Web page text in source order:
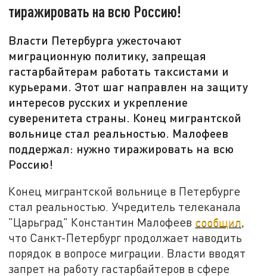
тиражировать на всю Россию!
Власти Петербурга ужесточают
миграционную политику, запрещая
гастарбайтерам работать таксистами и
курьерами. Этот шаг направлен на защиту
интересов русских и укрепление
суверенитета страны. Конец мигрантской
вольнице стал реальностью. Малофеев
поддержал: нужно тиражировать на всю
Россию!
Конец мигрантской вольнице в Петербурге
стал реальностью. Учредитель телеканала
"Царьград" Константин Малофеев сообщил,
что Санкт-Петербург продолжает наводить
порядок в вопросе миграции. Власти вводят
запрет на работу гастарбайтеров в сфере